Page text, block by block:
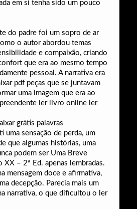
em si tenha sido um pouco
do padre foi um sopro de ar
o autor abordou temas
e compaixão, criando
que era ao mesmo tempo
pessoal. A narrativa era
pdf peças que se juntavam
uma imagem que era ao
ler livro online ler
grátis palavras
uma sensação de perda, um
que algumas histórias, uma
podem ser Uma Breve
XX – 2ª Ed. apenas lembradas.
mensagem doce e afirmativa,
decepção. Parecia mais um
narrativa, o que dificultou o ler